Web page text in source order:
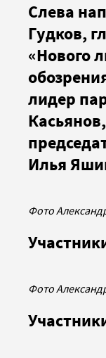
Слева
Гудков,
«Нового
лидер
Илья
Фото
Фото